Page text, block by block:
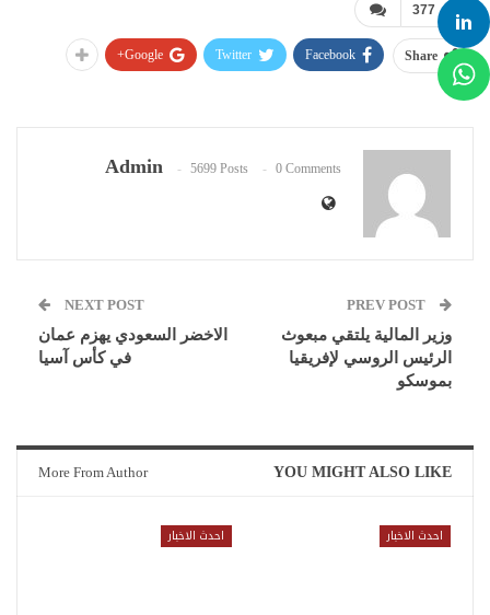
377
Share
Facebook
Twitter
Google+
Admin 5699 Posts 0 Comments
وزير المالية يلتقي مبعوث
الرئيس الروسي لإفريقيا
بموسكو
NEXT POST
الاخضر السعودي يهزم عمان
في كأس آسيا
YOU MIGHT ALSO LIKE
More From Author
احدث الاخبار احدث الاخبار